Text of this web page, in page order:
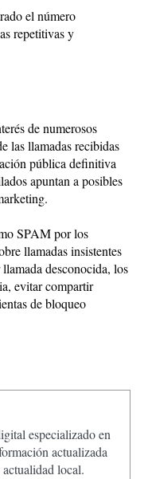
el número
repetitivas y
de numerosos
las llamadas recibidas
pública definitiva
apuntan a posibles
SPAM por los
llamadas insistentes
desconocida, los
evitar compartir
de bloqueo
especializado en
actualizada
local.